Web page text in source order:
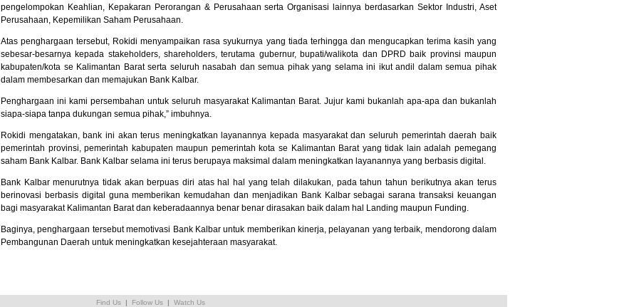
pengelompokan Keahlian, Kepakaran Perorangan & Perusahaan serta Organisasi lainnya berdasarkan Sektor Industri, Aset
Perusahaan, Kepemilikan Saham Perusahaan.
Atas penghargaan tersebut, Rokidi menyampaikan rasa syukurnya yang tiada terhingga dan mengucapkan terima kasih yang
sebesar-besarnya kepada stakeholders, shareholders, terutama gubernur, bupati/walikota dan DPRD baik provinsi maupun
kabupaten/kota se Kalimantan Barat serta seluruh nasabah dan semua pihak yang selama ini ikut andil dalam semua pihak
dalam membesarkan dan memajukan Bank Kalbar.
Penghargaan ini kami persembahan untuk seluruh masyarakat Kalimantan Barat. Jujur kami bukanlah apa-apa dan bukanlah
siapa-siapa tanpa dukungan semua pihak,” imbuhnya.
Rokidi mengatakan, bank ini akan terus meningkatkan layanannya kepada masyarakat dan seluruh pemerintah daerah baik
pemerintah provinsi, pemerintah kabupaten maupun pemerintah kota se Kalimantan Barat yang tidak lain adalah pemegang
saham Bank Kalbar. Bank Kalbar selama ini terus berupaya maksimal dalam meningkatkan layanannya yang berbasis digital.
Bank Kalbar menurutnya tidak akan berpuas diri atas hal hal yang telah dilakukan, pada tahun tahun berikutnya akan terus
berinovasi berbasis digital guna memberikan kemudahan dan menjadikan Bank Kalbar sebagai sarana transaksi keuangan
bagi masyarakat Kalimantan Barat dan keberadaannya benar benar dirasakan baik dalam hal Landing maupun Funding.
Baginya, penghargaan tersebut memotivasi Bank Kalbar untuk memberikan kinerja, pelayanan yang terbaik, mendorong dalam
Pembangunan Daerah untuk meningkatkan kesejahteraan masyarakat.
Find Us| Follow Us| Watch Us